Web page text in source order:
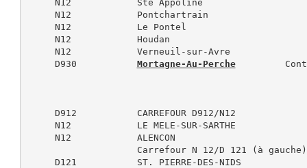
     N12            Ste Appoline
     N12            Pontchartrain
     N12            Le Pontel
     N12            Houdan
     N12            Verneuil-sur-Avre
     D930
Mortagne-Au-Perche
     D912           CARREFOUR D912/N12
     N12            LE MELE-SUR-SARTHE
     N12            ALENCON
                    Carrefour N 12/D 121 (à gauche)
     D121           ST. PIERRE-DES-NIDS